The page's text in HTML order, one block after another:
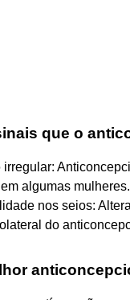
que o
irregular:
algumas
nos seios:
do